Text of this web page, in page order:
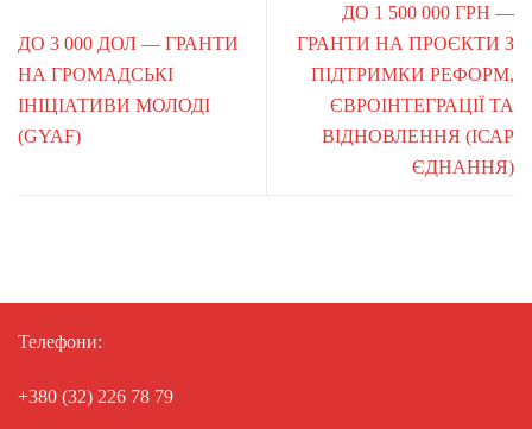
ДО 3 000 ДОЛ — ГРАНТИ
НА ГРОМАДСЬКІ
ІНІЦІАТИВИ МОЛОДІ
(GYAF)
ДО 1 500 000 ГРН —
ГРАНТИ НА ПРОЄКТИ З
ПІДТРИМКИ РЕФОРМ,
ЄВРОІНТЕГРАЦІЇ ТА
ВІДНОВЛЕННЯ (ІСАР
ЄДНАННЯ)
Телефони:
+380 (32) 226 78 79